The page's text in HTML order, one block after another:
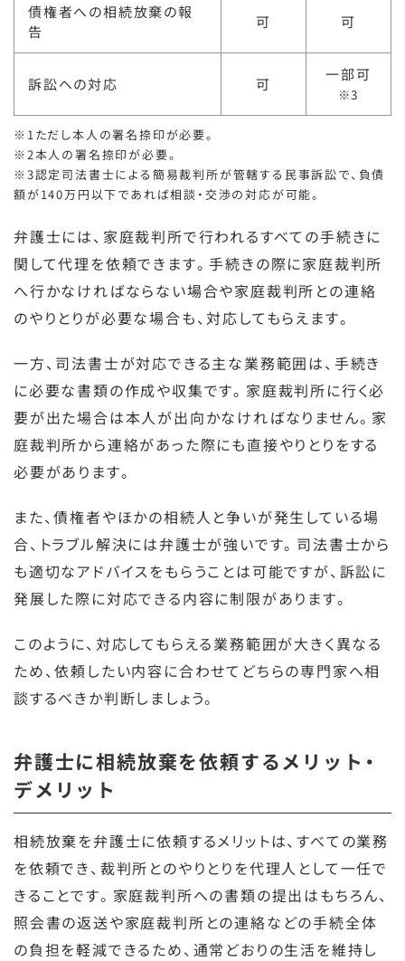
債権者への相続放棄の報
告
可 可
訴訟への対応 可
一部可
※3
※1ただし本人の署名捺印が必要。
※2本人の署名捺印が必要。
※3認定司法書士による簡易裁判所が管轄する民事訴訟で、負債
額が140万円以下であれば相談・交渉の対応が可能。
弁護士には、家庭裁判所で行われるすべての手続きに
関して代理を依頼できます。手続きの際に家庭裁判所
へ行かなければならない場合や家庭裁判所との連絡
のやりとりが必要な場合も、対応してもらえます。
一方、司法書士が対応できる主な業務範囲は、手続き
に必要な書類の作成や収集です。家庭裁判所に行く必
要が出た場合は本人が出向かなければなりません。家
庭裁判所から連絡があった際にも直接やりとりをする
必要があります。
また、債権者やほかの相続人と争いが発生している場
合、トラブル解決には弁護士が強いです。司法書士から
も適切なアドバイスをもらうことは可能ですが、訴訟に
発展した際に対応できる内容に制限があります。
このように、対応してもらえる業務範囲が大きく異なる
ため、依頼したい内容に合わせてどちらの専門家へ相
談するべきか判断しましょう。
弁護士に相続放棄を依頼するメリット・
デメリット
相続放棄を弁護士に依頼するメリットは、すべての業務
を依頼でき、裁判所とのやりとりを代理人として一任で
きることです。家庭裁判所への書類の提出はもちろん、
照会書の返送や家庭裁判所との連絡などの手続全体
の負担を軽減できるため、通常どおりの生活を維持し